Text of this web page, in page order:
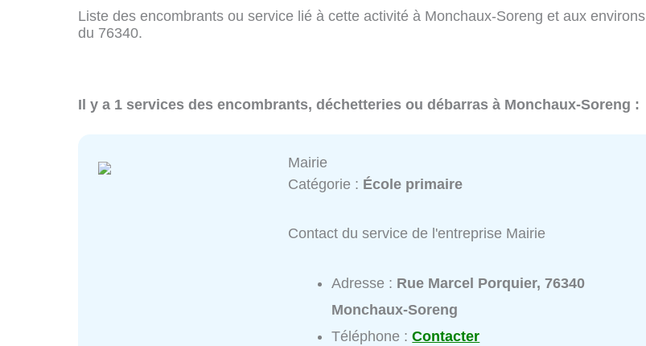
Liste des encombrants ou service lié à cette activité à Monchaux-Soreng et aux environs
du 76340.
Il y a 1 services des encombrants, déchetteries ou débarras à Monchaux-Soreng :
Mairie
Catégorie : École primaire
Contact du service de l'entreprise Mairie
Adresse : Rue Marcel Porquier, 76340
Monchaux-Soreng
Téléphone :Contacter